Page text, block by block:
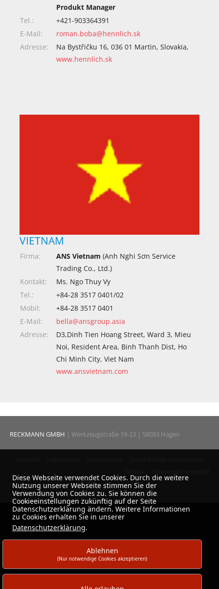
Produkt Manager
Tel.:
+421-903364391
E-Mail:
roman.boba@hennlich.sk
Adresse:
Na Bystřičku 16, 036 01 Martin, Slovakia,
www.hennlich.sk
VIETNAM
Firma: ANS Vietnam (Anh Nghi Sơn Service
Trading Co., Ltd.)
Kontakt:
Ms. Ngo Thuy Vy
Tel.:
+84-28 3517 0401/02
Mobil:
+84-28 3517 0401
E-Mail:
bella@ansgroup.asia
Adresse:
D3,Dinh Tien Hoang Street, Ward 3, Mieu
Noi, Resident Area, Binh Thanh Dist, Ho
Chi Minh City, Viet Nam
www.ansvietnam.com
RECKMANN GMBH | Werkzeugstraße 19-23 | 58093 Hagen
Diese Webseite verwendet Cookies. Durch die weitere
Nutzung unserer Webseite stimmen Sie der
Verwendung von Cookies zu. Sie können die
Cookieeinstellungen zukünftig auf der Seite
Datenschutzerklärung ändern. Weitere Informationen
zu Cookies erhalten Sie in unserer
Datenschutzerklärung.
Ablehnen
(Nur notwendige Cookies akzeptieren)